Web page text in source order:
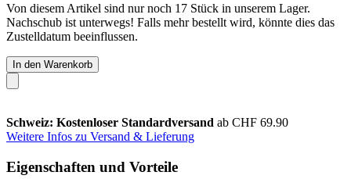
Von diesem Artikel sind nur noch 17 Stück in unserem Lager.
Nachschub ist unterwegs! Falls mehr bestellt wird, könnte dies das
Zustelldatum beeinflussen.
In den Warenkorb
Schweiz: Kostenloser Standardversand ab CHF 69.90
Weitere Infos zu Versand & Lieferung
Eigenschaften und Vorteile